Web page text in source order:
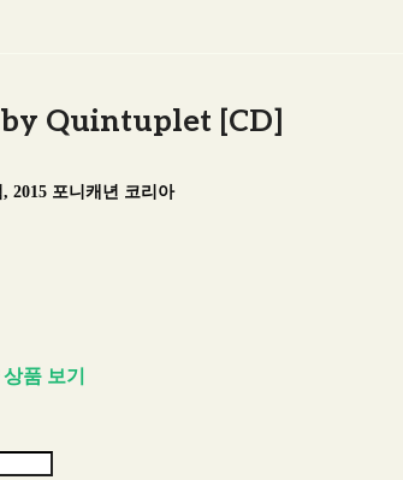
Quintuplet [CD]
2015 포니캐년 코리아
품 보기